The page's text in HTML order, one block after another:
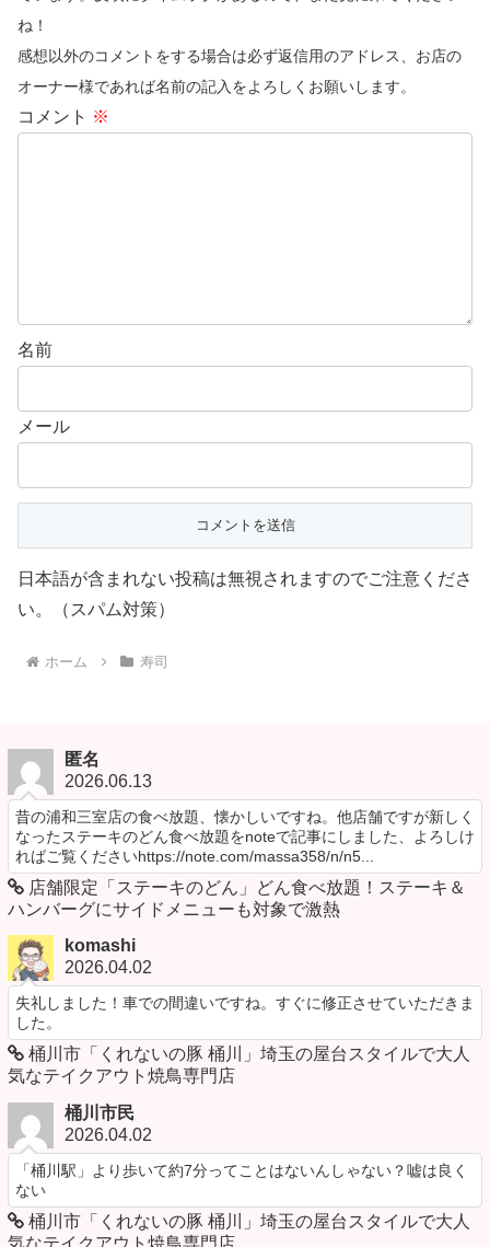
ね！
感想以外のコメントをする場合は必ず返信用のアドレス、お店の
オーナー様であれば名前の記入をよろしくお願いします。
コメント ※
名前
メール
日本語が含まれない投稿は無視されますのでご注意くださ
い。（スパム対策）
ホーム 寿司
匿名
2026.06.13
昔の浦和三室店の食べ放題、懐かしいですね。他店舗ですが新しく
なったステーキのどん食べ放題をnoteで記事にしました、よろしけ
ればご覧くださいhttps://note.com/massa358/n/n5...
店舗限定「ステーキのどん」どん食べ放題！ステーキ＆
ハンバーグにサイドメニューも対象で激熱
komashi
2026.04.02
失礼しました！車での間違いですね。すぐに修正させていただきま
した。
桶川市「くれないの豚 桶川」埼玉の屋台スタイルで大人
気なテイクアウト焼鳥専門店
桶川市民
2026.04.02
「桶川駅」より歩いて約7分ってことはないんしゃない？嘘は良く
ない
桶川市「くれないの豚 桶川」埼玉の屋台スタイルで大人
気なテイクアウト焼鳥専門店